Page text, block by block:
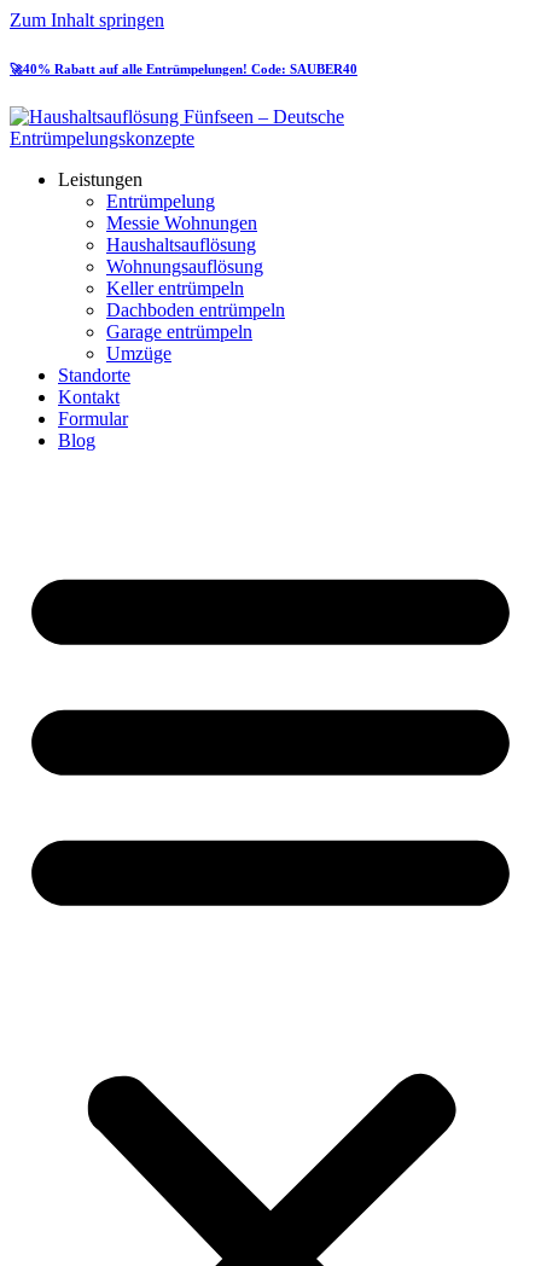
Zum Inhalt springen
🚀40% Rabatt auf alle Entrümpelungen! Code: SAUBER40
Leistungen
Entrümpelung
Messie Wohnungen
Haushaltsauflösung
Wohnungsauflösung
Keller entrümpeln
Dachboden entrümpeln
Garage entrümpeln
Umzüge
Standorte
Kontakt
Formular
Blog